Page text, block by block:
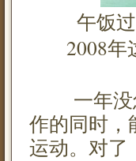
午饭
2008
一年没怎
作的同时，
运动。对了